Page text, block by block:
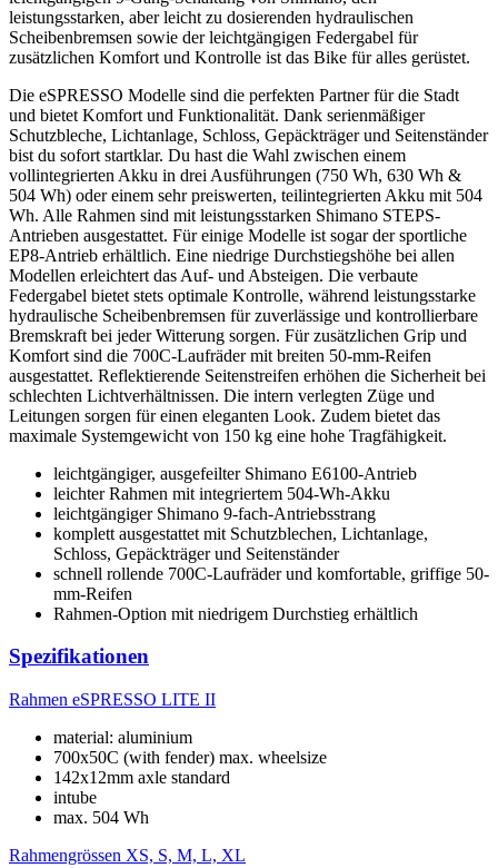
leistungsstarken, aber leicht zu dosierenden hydraulischen
Scheibenbremsen sowie der leichtgängigen Federgabel für
zusätzlichen Komfort und Kontrolle ist das Bike für alles gerüstet.
Die eSPRESSO Modelle sind die perfekten Partner für die Stadt
und bietet Komfort und Funktionalität. Dank serienmäßiger
Schutzbleche, Lichtanlage, Schloss, Gepäckträger und Seitenständer
bist du sofort startklar. Du hast die Wahl zwischen einem
vollintegrierten Akku in drei Ausführungen (750 Wh, 630 Wh &
504 Wh) oder einem sehr preiswerten, teilintegrierten Akku mit 504
Wh. Alle Rahmen sind mit leistungsstarken Shimano STEPS-
Antrieben ausgestattet. Für einige Modelle ist sogar der sportliche
EP8-Antrieb erhältlich. Eine niedrige Durchstiegshöhe bei allen
Modellen erleichtert das Auf- und Absteigen. Die verbaute
Federgabel bietet stets optimale Kontrolle, während leistungsstarke
hydraulische Scheibenbremsen für zuverlässige und kontrollierbare
Bremskraft bei jeder Witterung sorgen. Für zusätzlichen Grip und
Komfort sind die 700C-Laufräder mit breiten 50-mm-Reifen
ausgestattet. Reflektierende Seitenstreifen erhöhen die Sicherheit bei
schlechten Lichtverhältnissen. Die intern verlegten Züge und
Leitungen sorgen für einen eleganten Look. Zudem bietet das
maximale Systemgewicht von 150 kg eine hohe Tragfähigkeit.
leichtgängiger, ausgefeilter Shimano E6100-Antrieb
leichter Rahmen mit integriertem 504-Wh-Akku
leichtgängiger Shimano 9-fach-Antriebsstrang
komplett ausgestattet mit Schutzblechen, Lichtanlage,
Schloss, Gepäckträger und Seitenständer
schnell rollende 700C-Laufräder und komfortable, griffige 50-
mm-Reifen
Rahmen-Option mit niedrigem Durchstieg erhältlich
Spezifikationen
Rahmen eSPRESSO LITE II
material: aluminium
700x50C (with fender) max. wheelsize
142x12mm axle standard
intube
max. 504 Wh
Rahmengrössen XS, S, M, L, XL